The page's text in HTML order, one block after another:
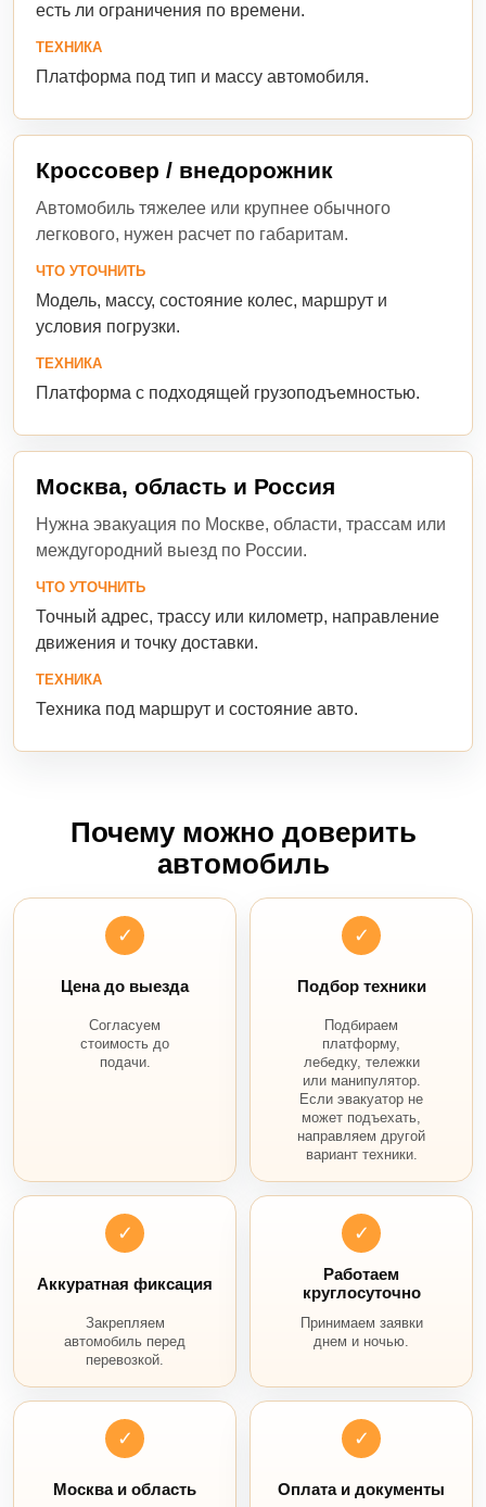
есть ли ограничения по времени.
ТЕХНИКА
Платформа под тип и массу автомобиля.
Кроссовер / внедорожник
Автомобиль тяжелее или крупнее обычного
легкового, нужен расчет по габаритам.
ЧТО УТОЧНИТЬ
Модель, массу, состояние колес, маршрут и
условия погрузки.
ТЕХНИКА
Платформа с подходящей грузоподъемностью.
Москва, область и Россия
Нужна эвакуация по Москве, области, трассам или
междугородний выезд по России.
ЧТО УТОЧНИТЬ
Точный адрес, трассу или километр, направление
движения и точку доставки.
ТЕХНИКА
Техника под маршрут и состояние авто.
Почему можно доверить
автомобиль
✓
Цена до выезда
Согласуем
стоимость до
подачи.
✓
Подбор техники
Подбираем
платформу,
лебедку, тележки
или манипулятор.
Если эвакуатор не
может подъехать,
направляем другой
вариант техники.
✓
Аккуратная фиксация
Закрепляем
автомобиль перед
перевозкой.
✓
Работаем
круглосуточно
Принимаем заявки
днем и ночью.
✓
Москва и область
✓
Оплата и документы